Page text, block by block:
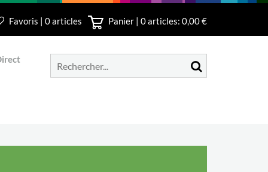
Favoris | 0 articles Panier | 0articles: 0,00 €